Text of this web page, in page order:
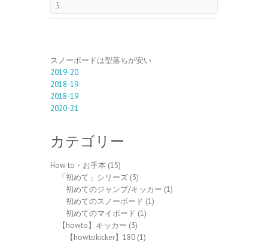
5
スノーボードは型落ちが安い
2019-20
2018-19
2018-19
2020-21
カテゴリー
How to・お手本 (15)
「初めて」シリーズ (3)
初めてのジャンプ/キッカー (1)
初めてのスノーボード (1)
初めてのマイボード (1)
【howto】キッカー (3)
【howtokicker】180 (1)